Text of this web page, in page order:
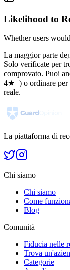
Likelihood to
Whether users
La maggior parte
Solo verificate per
comprovato. Puoi
4★+) o ordinare per
reale.
La piattaforma di
Chi siamo
Chi siamo
Come
Blog
Comunità
Fiducia nelle
Trova
Categorie